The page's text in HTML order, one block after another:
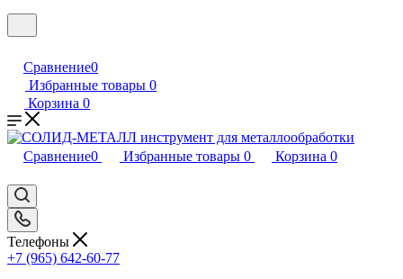
Сравнение0
Избранные товары 0
Корзина 0
Сравнение0 Избранные товары 0 Корзина 0
Телефоны
+7 (965) 642-60-77